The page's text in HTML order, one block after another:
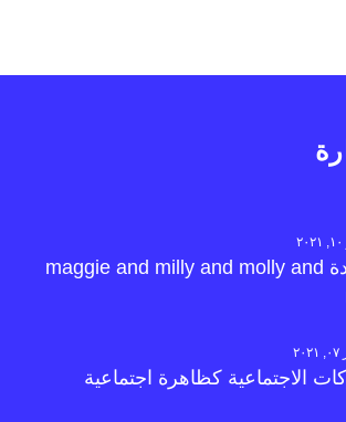
قصيدة maggie and milly and molly and
الاجتماعية كظاهرة اجتماعية